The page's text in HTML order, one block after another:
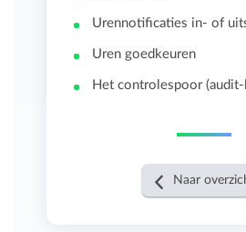
Urennotificaties in- of
Uren goedkeuren
Het controlespoor
Naar